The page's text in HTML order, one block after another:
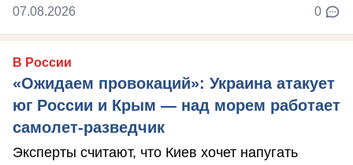
07.08.2026 0
В России
«Ожидаем провокаций»: Украина атакует
юг России и Крым — над морем работает
самолет-разведчик
Эксперты считают, что Киев хочет напугать